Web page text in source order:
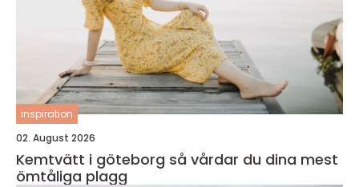
inspiration
02. August 2026
Kemtvätt i göteborg så vårdar du dina mest
ömtåliga plagg